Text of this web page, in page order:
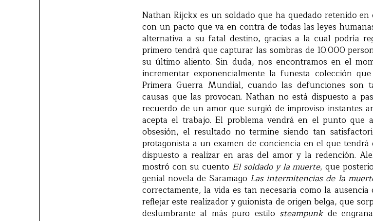
Nathan Rijckx es un soldado que ha quedado retenido
con un pacto que va en contra de todas las leyes
alternativa a su fatal destino, gracias a la cual podría
primero tendrá que capturar las sombras de 10.000
su último aliento. Sin duda, nos encontramos en el
incrementar exponencialmente la funesta colección
Primera Guerra Mundial, cuando las defunciones son
causas que las provocan. Nathan no está dispuesto a
recuerdo de un amor que surgió de improviso instantes
acepta el trabajo. El problema vendrá en el punto que
obsesión, el resultado no termine siendo tan
protagonista a un examen de conciencia en el que
dispuesto a realizar en aras del amor y la redención.
mostró con su cuento El soldado y la muerte, que
genial novela de Saramago Las intermitencias de la
correctamente, la vida es tan necesaria como la
reflejar este realizador y guionista de origen belga, que
deslumbrante al más puro estilo steampunk de